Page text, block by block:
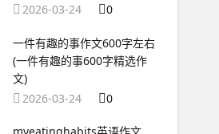
2026-03-24
0
一件有趣的事作文600字左右
(一件有趣的事600字精选作
文)
2026-03-24
0